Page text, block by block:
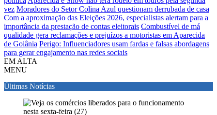
vez Moradores do Setor Colina Azul questionam derrubada de casa
Com a aproximação das Eleições 2026, especialistas alertam para a
importância da prestação de contas eleitorais Combustível de má
qualidade gera reclamações e prejuízos a motoristas em Aparecida
de Goiânia Perigo: Influenciadores usam fardas e falsas abordagens
para gerar engajamento nas redes sociais
EM ALTA
MENU
Últimas Notícias